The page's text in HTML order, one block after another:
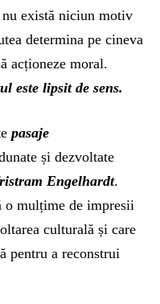
există niciun motiv
determina pe cineva
acționeze moral.
este lipsit de sens.
pasaje
și dezvoltate
Engelhardt.
o mulțime de impresii
culturală și care
pentru a reconstrui